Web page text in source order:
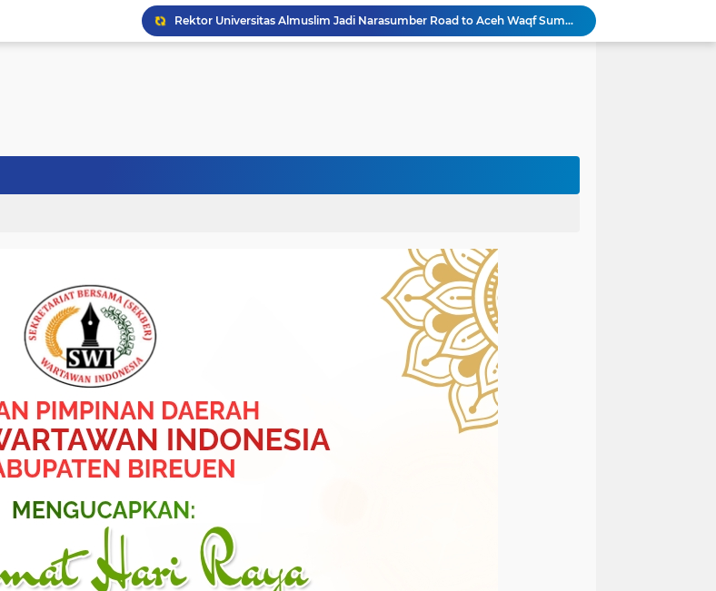
Rektor Universitas Almuslim Jadi Narasumber Road to Aceh Waqf Summit, Paparkan Praktik Baik Kampus Wakaf
Politisi Senior PPP Abdullah Amin Resmi Bergabung dengan PKS Bireuen